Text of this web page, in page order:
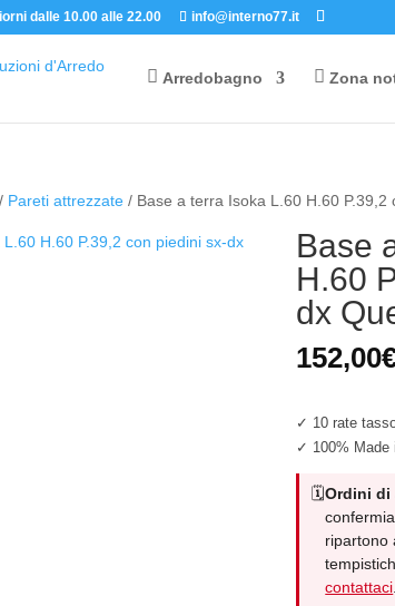
dalle 10.00 alle 22.00 info@interno77.it
Arredobagno Zona
/ Pareti attrezzate / Base a terra Isoka L.60 H.60
Base
H.60
dx
152,00
✓ 10 rate
✓ 100% Made
🗓️Ordini di
ripartono
contattaci.